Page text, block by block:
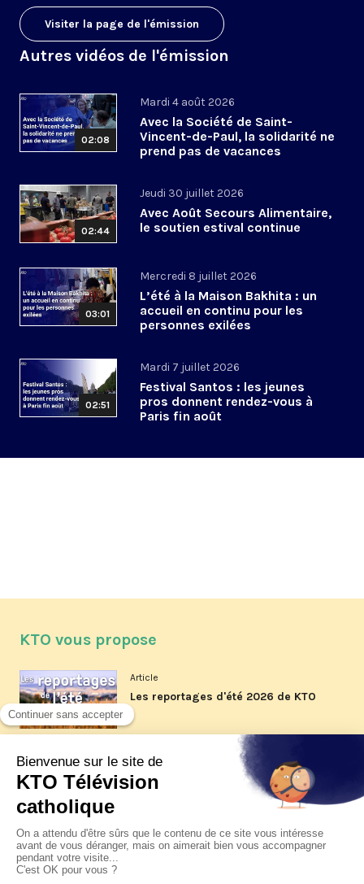
Visiter la page de l'émission
Autres vidéos de l'émission
02:08
Mardi 4 août 2026
Avec la Société de Saint-
Vincent-de-Paul, la solidarité ne
prend pas de vacances
02:44
Jeudi 30 juillet 2026
Avec Août Secours Alimentaire,
le soutien estival continue
03:01
Mercredi 8 juillet 2026
L’été à la Maison Bakhita : un
accueil en continu pour les
personnes exilées
02:51
Mardi 7 juillet 2026
Festival Santos : les jeunes
pros donnent rendez-vous à
Paris fin août
KTO vous propose
Article
Les reportages d'été 2026 de KTO
La visite pastorale du pape Léon
XIV à Assise à suivre sur KTO le
Article
Le pape en Uruguay, Argentine et